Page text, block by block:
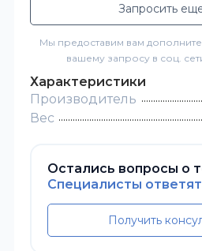
Запросить
Мы предоставим вам
вашему запросу в соц.
Характеристики
Производитель
Вес
Остались вопросы о
Специалисты
Получить